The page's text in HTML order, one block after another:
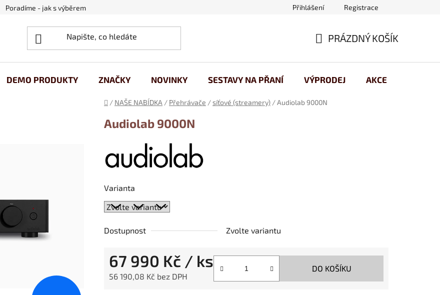
Poradíme - jak s výběrem Přihlášení Registrace
KOŠÍK
PRÁZDNÝ KOŠÍK
DEMO PRODUKTY ZNAČKY NOVINKY SESTAVY NA PŘANÍ VÝPRODEJ AKCE
Domů
/ NAŠE NABÍDKA / Přehrávače /síťové (streamery) /Audiolab 9000N
Audiolab 9000N
Varianta
Dostupnost Zvolte variantu
67 990 Kč / ks
56 190,08 Kč bez DPH
DO KOŠÍKU